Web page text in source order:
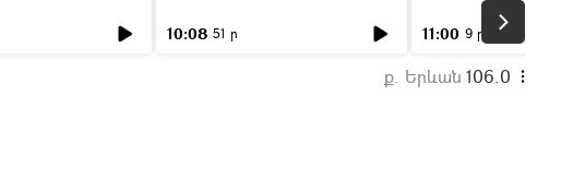
10:08 51 ր 11:00 9 ր
ք. Երևան 106.0